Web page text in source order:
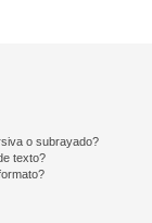
o subrayado?
texto?